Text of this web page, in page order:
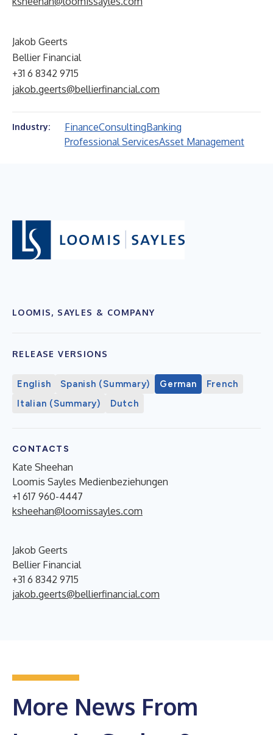
Jakob Geerts
Bellier Financial
+31 6 8342 9715
jakob.geerts@bellierfinancial.com
Industry: FinanceConsultingBanking
Professional ServicesAsset Management
LOOMIS, SAYLES & COMPANY
RELEASE VERSIONS
English Spanish (Summary) German
French
Italian (Summary)
Dutch
CONTACTS
Kate Sheehan
Loomis Sayles Medienbeziehungen
+1 617 960-4447
ksheehan@loomissayles.com
Jakob Geerts
Bellier Financial
+31 6 8342 9715
jakob.geerts@bellierfinancial.com
More News From